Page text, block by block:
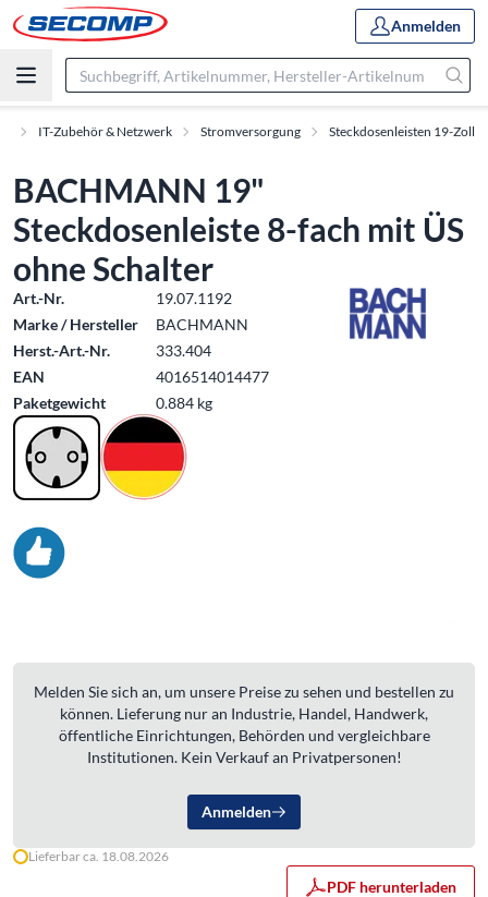
Anmelden
IT-Zubehör & Netzwerk Stromversorgung Steckdosenleisten 19-Zoll
BACHMANN 19"
Steckdosenleiste 8-fach mit ÜS
ohne Schalter
Art.-Nr.
19.07.1192
Marke / Hersteller
BACHMANN
Herst.-Art.-Nr.
333.404
EAN
4016514014477
Paketgewicht
0.884 kg
Melden Sie sich an, um unsere Preise zu sehen und bestellen zu
können. Lieferung nur an Industrie, Handel, Handwerk,
öffentliche Einrichtungen, Behörden und vergleichbare
Institutionen. Kein Verkauf an Privatpersonen!
Anmelden
Lieferbar ca. 18.08.2026
PDF herunterladen